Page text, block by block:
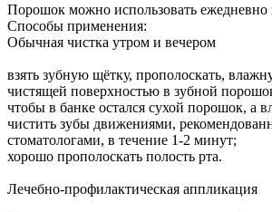
Порошок можно использовать ежедневно
Способы применения:
Обычная чистка утром и вечером
взять зубную щётку, прополоскать,
чистящей поверхностью в зубной
чтобы в банке остался сухой порошок, а
чистить зубы движениями,
стоматологами, в течение 1-2 минут;
хорошо прополоскать полость рта.
Лечебно-профилактическая аппликация